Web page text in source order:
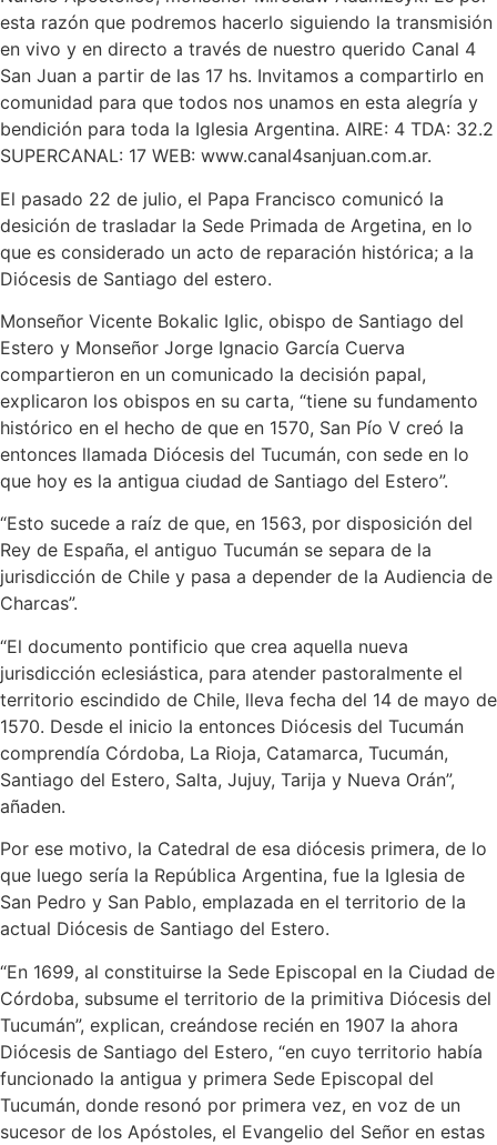
esta razón que podremos hacerlo siguiendo la transmisión
en vivo y en directo a través de nuestro querido Canal 4
San Juan a partir de las 17 hs. Invitamos a compartirlo en
comunidad para que todos nos unamos en esta alegría y
bendición para toda la Iglesia Argentina. AIRE: 4 TDA: 32.2
SUPERCANAL: 17 WEB: www.canal4sanjuan.com.ar.
El pasado 22 de julio, el Papa Francisco comunicó la
desición de trasladar la Sede Primada de Argetina, en lo
que es considerado un acto de reparación histórica; a la
Diócesis de Santiago del estero.
Monseñor Vicente Bokalic Iglic, obispo de Santiago del
Estero y Monseñor Jorge Ignacio García Cuerva
compartieron en un comunicado la decisión papal,
explicaron los obispos en su carta, “tiene su fundamento
histórico en el hecho de que en 1570, San Pío V creó la
entonces llamada Diócesis del Tucumán, con sede en lo
que hoy es la antigua ciudad de Santiago del Estero”.
“Esto sucede a raíz de que, en 1563, por disposición del
Rey de España, el antiguo Tucumán se separa de la
jurisdicción de Chile y pasa a depender de la Audiencia de
Charcas”.
“El documento pontificio que crea aquella nueva
jurisdicción eclesiástica, para atender pastoralmente el
territorio escindido de Chile, lleva fecha del 14 de mayo de
1570. Desde el inicio la entonces Diócesis del Tucumán
comprendía Córdoba, La Rioja, Catamarca, Tucumán,
Santiago del Estero, Salta, Jujuy, Tarija y Nueva Orán”,
añaden.
Por ese motivo, la Catedral de esa diócesis primera, de lo
que luego sería la República Argentina, fue la Iglesia de
San Pedro y San Pablo, emplazada en el territorio de la
actual Diócesis de Santiago del Estero.
“En 1699, al constituirse la Sede Episcopal en la Ciudad de
Córdoba, subsume el territorio de la primitiva Diócesis del
Tucumán”, explican, creándose recién en 1907 la ahora
Diócesis de Santiago del Estero, “en cuyo territorio había
funcionado la antigua y primera Sede Episcopal del
Tucumán, donde resonó por primera vez, en voz de un
sucesor de los Apóstoles, el Evangelio del Señor en estas